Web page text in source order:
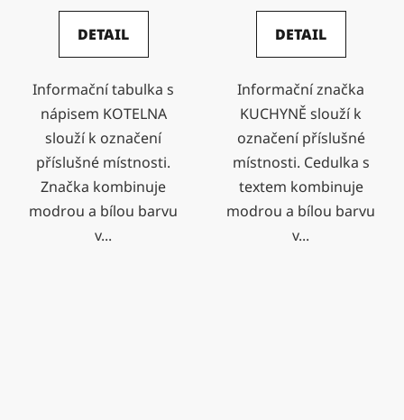
DETAIL
Informační tabulka s
nápisem KOTELNA
slouží k označení
příslušné místnosti.
Značka kombinuje
modrou a bílou barvu
v...
DETAIL
Informační značka
KUCHYNĚ slouží k
označení příslušné
místnosti. Cedulka s
textem kombinuje
modrou a bílou barvu
v...